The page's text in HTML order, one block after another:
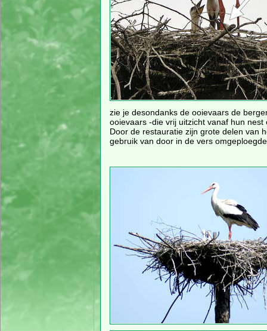
zie je desondanks de ooievaars de
ooievaars -die vrij uitzicht vanaf hun nest
Door de restauratie zijn grote delen van
gebruik van door in de vers